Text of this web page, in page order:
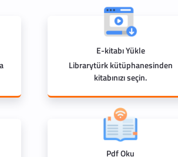
E-kitabı Yükle
Librarytürk kütüphanesinden
kitabınızı seçin.
Pdf Oku